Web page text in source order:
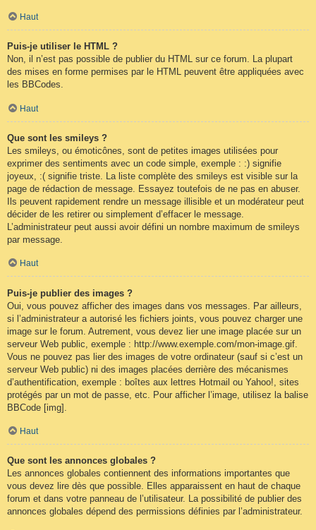
Haut
Puis-je utiliser le HTML ?
Non, il n’est pas possible de publier du HTML sur ce forum. La plupart
des mises en forme permises par le HTML peuvent être appliquées avec
les BBCodes.
Haut
Que sont les smileys ?
Les smileys, ou émoticônes, sont de petites images utilisées pour
exprimer des sentiments avec un code simple, exemple : :) signifie
joyeux, :( signifie triste. La liste complète des smileys est visible sur la
page de rédaction de message. Essayez toutefois de ne pas en abuser.
Ils peuvent rapidement rendre un message illisible et un modérateur peut
décider de les retirer ou simplement d’effacer le message.
L’administrateur peut aussi avoir défini un nombre maximum de smileys
par message.
Haut
Puis-je publier des images ?
Oui, vous pouvez afficher des images dans vos messages. Par ailleurs,
si l’administrateur a autorisé les fichiers joints, vous pouvez charger une
image sur le forum. Autrement, vous devez lier une image placée sur un
serveur Web public, exemple : http://www.exemple.com/mon-image.gif.
Vous ne pouvez pas lier des images de votre ordinateur (sauf si c’est un
serveur Web public) ni des images placées derrière des mécanismes
d’authentification, exemple : boîtes aux lettres Hotmail ou Yahoo!, sites
protégés par un mot de passe, etc. Pour afficher l’image, utilisez la balise
BBCode [img].
Haut
Que sont les annonces globales ?
Les annonces globales contiennent des informations importantes que
vous devez lire dès que possible. Elles apparaissent en haut de chaque
forum et dans votre panneau de l’utilisateur. La possibilité de publier des
annonces globales dépend des permissions définies par l’administrateur.